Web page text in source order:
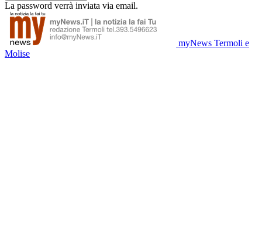
La password verrà inviata via email.
myNews Termoli e
Molise